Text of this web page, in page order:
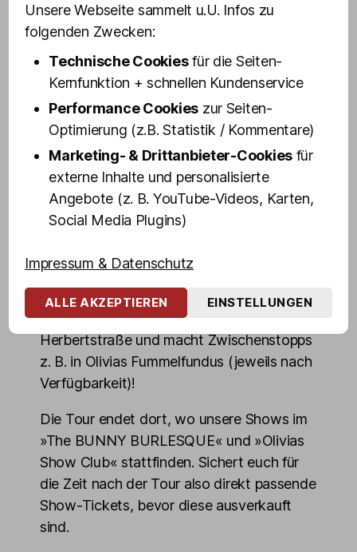
sich bereits einen Namen als »Haus- und
Hoftranse« des legendären St. Pauli
Museums. Fanny kennt sich nicht
nur bestens hinter den funkelnden Kulissen
des Amüsierbetriebs im »Schmidt Theater«
bzw. »Schmidts TIVOLI« aus, sondern
kann auch auf den verschlungenen Pfaden
des Rotlicht-Dschungels bestehen.
In rund 100 Minuten geht's mit unserer
Kult-Kiez-Expertin über die Reeperbahn
Freiheit. Dabei streift die Kieztour die
wichtigsten Stationen wie den
Spielbudenplatz, die Davidwache, die
Herbertstraße und macht Zwischenstopps
z. B. in Olivias Fummelfundus (jeweils nach
Verfügbarkeit)!
Die Tour endet dort, wo unsere Shows im
»The BUNNY BURLESQUE« und »Olivias
Show Club« stattfinden. Sichert euch für
die Zeit nach der Tour also direkt passende
Show-Tickets, bevor diese ausverkauft
sind.
Unsere Webseite sammelt u.U. Infos zu
folgenden Zwecken:
Technische Cookiesfür die Seiten-
Kernfunktion + schnellen Kundenservice
Performance Cookies zur Seiten-
Optimierung (z.B. Statistik / Kommentare)
Marketing- & Drittanbieter-Cookies für
externe Inhalte und personalisierte
Angebote (z. B. YouTube-Videos, Karten,
Social Media Plugins)
Impressum & Datenschutz
ALLE AKZEPTIEREN EINSTELLUNGEN